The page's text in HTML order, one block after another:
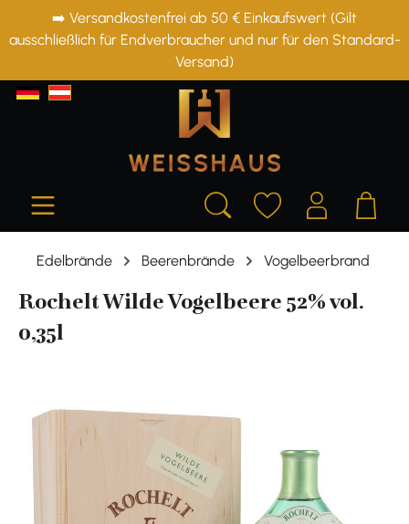
springen
➡️ Versandkostenfrei ab 50 € Einkaufswert (Gilt
ausschließlich für Endverbraucher und nur für den Standard-
Versand)
Edelbrände Beerenbrände Vogelbeerbrand
Rochelt Wilde Vogelbeere 52% vol.
0,35l